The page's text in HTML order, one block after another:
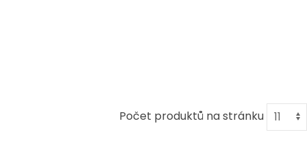
Počet produktů na stránku